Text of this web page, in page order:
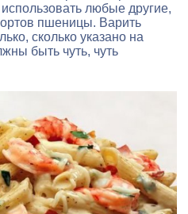
любые другие,
пшеницы. Варить
сколько указано на
быть чуть, чуть